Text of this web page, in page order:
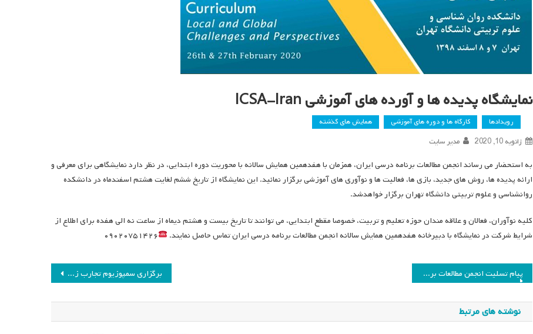
نمایشگاه پدیده ها و آورده های آموزشی ICSA-Iran
رویدادها کارگاه ها و دوره های آموزشی همایش های گذشته
ژانویه 10, 2020 مدیر سایت
به استحضار می رساند انجمن مطالعات برنامه درسی ایران، همزمان با هفدهمین همایش سالانه با محوریت دوره ابتدایی، در نظر دارد نمایشگاهی برای معرفی و
ارائه پدیده ها، روش های جدید، بازی ها، فعالیت ها و نوآوری های آموزشی برگزار نمائید. این نمایشگاه از تاریخ ششم لغایت هشتم اسفندماه در دانشکده
روانشناسی و علوم تربیتی دانشگاه تهران برگزار خواهدشد.
کلیه نوآوران، فعالان و علاقه مندان حوزه تعلیم و تربیت، خصوصا مقطع ابتدایی، می توانند تا تاریخ بیست و هشتم دیماه از ساعت نه الی هفده برای اطلاع از
شرایط شرکت در نمایشگاه با دبیرخانه هفدهمین همایش سالانه انجمن مطالعات برنامه درسی ایران تماس حاصل نمایند.
۰۹۰۲۰۷۵۱۴۲۶
راهبری
نوشته
برگزاری سمپوزیوم تجارب زیسته از مدارس اسکاندیناوی پیام تسلیت انجمن مطالعات برنامه درسی ایران
نوشته های مرتبط